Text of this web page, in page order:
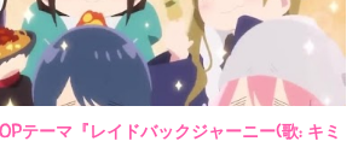
テーマ『レイドバックジャーニー(歌: キミ